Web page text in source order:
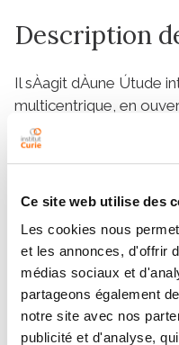
Ce site web utilise des
Les cookies nous
et les annonces, d'offrir
médias sociaux et
partageons également
notre site avec nos
publicité et d'analyse,
Description
Il sÀagit dÀune Útude
multicentrique, en
participant(e)s
mÚtastatique ou
rÚcepteur 2 du facteur
Ó tous les critÞres
mÚdicament
lÀun des ÚvÞnements
ÚventualitÚ) :
aggravation des